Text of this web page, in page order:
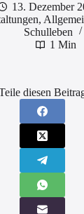
13. Dezember
,
Schulleben
1 Min
diesen